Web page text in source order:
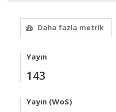
Daha fazla metrik
Yayın
143
Yayın (WoS)